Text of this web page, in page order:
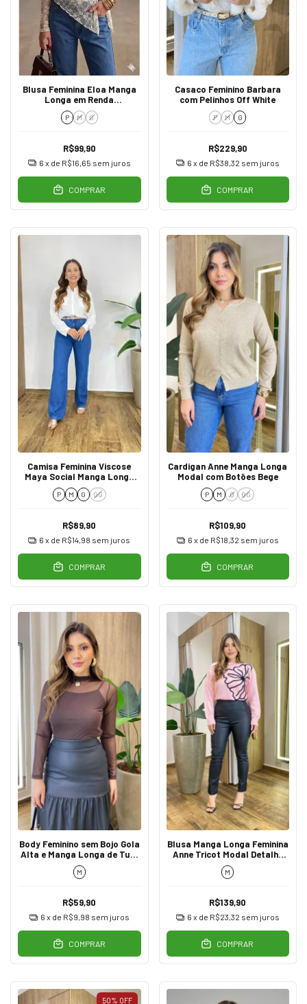
Blusa Feminina Eloa Manga
Longa em Renda
Transparente Creme
P M G
R$99,90
6 x de R$16,65 sem juros
COMPRAR
Casaco Feminino Barbara
com Pelinhos Off White
P M G
R$229,90
6 x de R$38,32 sem juros
COMPRAR
Camisa Feminina Viscose
Maya Social Manga Longa
Off White
P M G GG
R$89,90
6 x de R$14,98 sem juros
COMPRAR
Cardigan Anne Manga Longa
Modal com Botões Bege
P M G GG
R$109,90
6 x de R$18,32 sem juros
COMPRAR
Body Feminino sem Bojo Gola
Alta e Manga Longa de Tule
Marrom
M
R$59,90
6 x de R$9,98 sem juros
COMPRAR
Blusa Manga Longa Feminina
Anne Tricot Modal Detalhe
Flor Rosa
M
R$139,90
6 x de R$23,32 sem juros
COMPRAR
50% OFF